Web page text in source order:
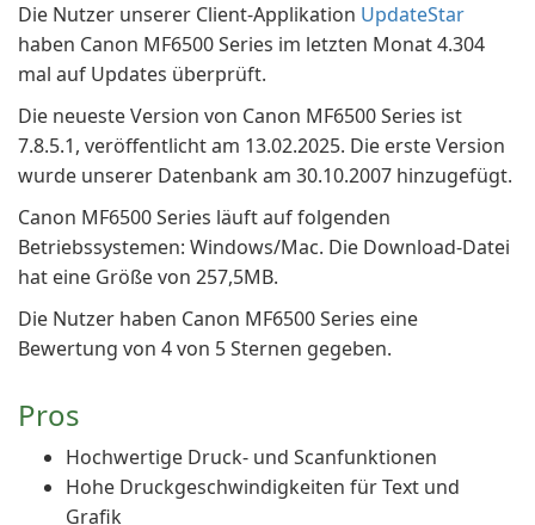
Die Nutzer unserer Client-Applikation UpdateStar
haben Canon MF6500 Series im letzten Monat 4.304
mal auf Updates überprüft.
Die neueste Version von Canon MF6500 Series ist
7.8.5.1, veröffentlicht am 13.02.2025. Die erste Version
wurde unserer Datenbank am 30.10.2007 hinzugefügt.
Canon MF6500 Series läuft auf folgenden
Betriebssystemen: Windows/Mac. Die Download-Datei
hat eine Größe von 257,5MB.
Die Nutzer haben Canon MF6500 Series eine
Bewertung von 4 von 5 Sternen gegeben.
Pros
Hochwertige Druck- und Scanfunktionen
Hohe Druckgeschwindigkeiten für Text und
Grafik